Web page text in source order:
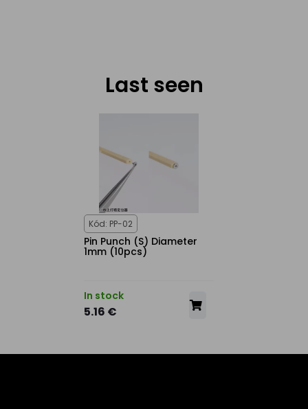
Last seen
Kód: PP-02
Pin Punch (S) Diameter
1mm (10pcs)
In stock
5.16 €